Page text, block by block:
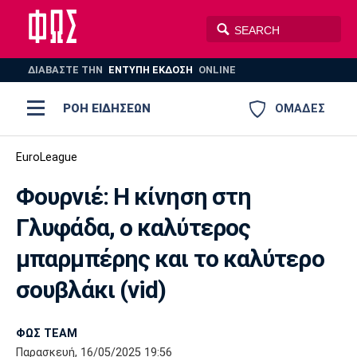
ΔΙΑΒΑΣΤΕ THN ΕΝΤΥΠΗ ΕΚΔΟΣΗ ONLINE
ΟΜΑΔΕΣ
ΡΟΗ ΕΙΔΗΣΕΩΝ
ΠΟΔΟΣΦΑΙΡΟ
ΒΟΛΕΪ ΣΠΟΡ
AUTO-MOTO PLUS
Ποδόσφαιρο
Super League 1
Super League 2
Γ Εθνική
Μπάσκετ
Ελλάδα
Εθνική
Ολυμπιακοί Αγώνες
Βόλεϊ
Ολυμπιακός ΑΕΚ ΠΑΟΚ
EuroLeague
Φουρνιέ: Η κίνηση στη
Γλυφάδα, ο καλύτερος
μπαρμπέρης και το καλύτερο
σουβλάκι (vid)
ΦΩΣ TEAM
Παρασκευή, 16/05/2025 19:56